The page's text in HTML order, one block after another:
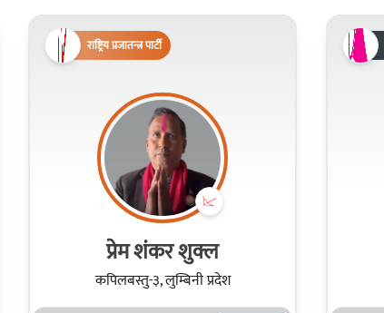
राष्ट्रिय प्रजातन्त्र पार्टी
प्रेम शंकर शुक्ल
कपिलबस्तु-३, लुम्बिनी प्रदेश